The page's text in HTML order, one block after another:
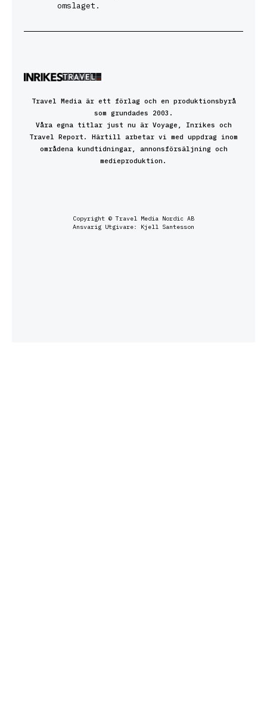
omslaget.
Travel Media är ett förlag och en produktionsbyrå
som grundades 2003.
Våra egna titlar just nu är Voyage, Inrikes och
Travel Report. Härtill arbetar vi med uppdrag inom
områdena kundtidningar, annonsförsäljning och
medieproduktion.
Copyright © Travel Media Nordic AB
Ansvarig Utgivare: Kjell Santesson